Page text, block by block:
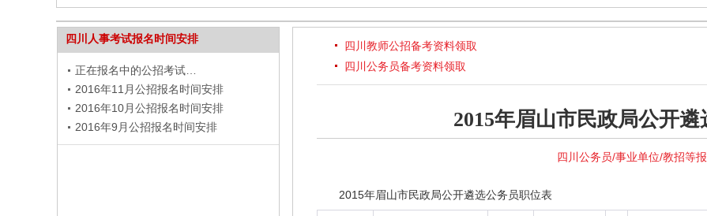
四川人事考试报名时间安排
正在报名中的公招考试…
2016年11月公招报名时间安排
2016年10月公招报名时间安排
2016年9月公招报名时间安排
四川教师公招备考资料领取
四川公务员备考资料领取
2015年眉山市民政局公开
四川公务员/事业单位/教招等
2015年眉山市民政局公开遴选公务员职位表